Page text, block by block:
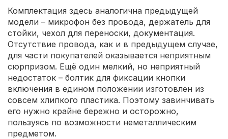
Комплектация здесь аналогична предыдущей
модели – микрофон без провода, держатель для
стойки, чехол для переноски, документация.
Отсутствие провода, как и в предыдущем случае,
для части покупателей оказывается неприятным
сюрпризом. Ещё один мелкий, но неприятный
недостаток – болтик для фиксации кнопки
включения в едином положении изготовлен из
совсем хлипкого пластика. Поэтому завинчивать
его нужно крайне бережно и осторожно,
пользуясь по возможности неметаллическим
предметом.